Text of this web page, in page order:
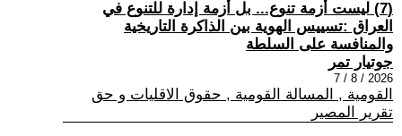
(7) ليست أزمة تنوع... بل أزمة إدارة للتنوع في
العراق :تسييس الهوية بين الذاكرة التاريخية
والمنافسة على السلطة
جوتيار تمر
2026 / 8 / 7
القومية , المسالة القومية , حقوق الاقليات و حق
تقرير المصير